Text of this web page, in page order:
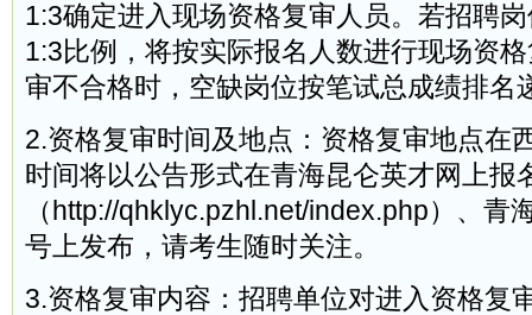
1:3确定进入现场资格复审人员。若招聘
1:3比例，将按实际报名人数进行现场资
审不合格时，空缺岗位按笔试总成绩排名
2.资格复审时间及地点：资格复审地点在
时间将以公告形式在青海昆仑英才网上报
（http://qhklyc.pzhl.net/index.php）、青
号上发布，请考生随时关注。
3.资格复审内容：招聘单位对进入资格复